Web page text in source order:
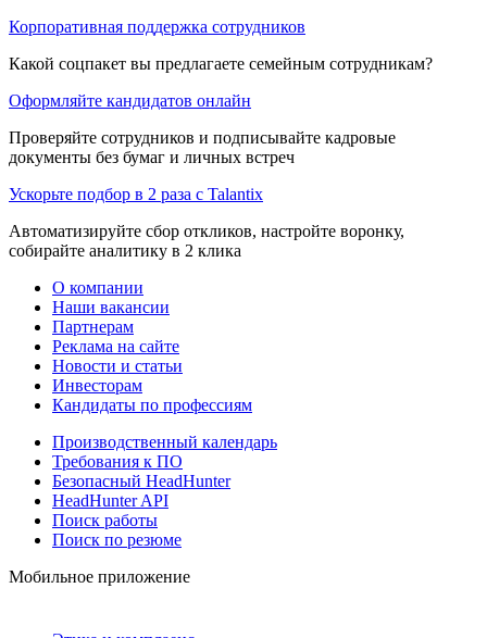
Корпоративная поддержка сотрудников
Какой соцпакет вы предлагаете семейным сотрудникам?
Оформляйте кандидатов онлайн
Проверяйте сотрудников и подписывайте кадровые
документы без бумаг и личных встреч
Ускорьте подбор в 2 раза с Talantix
Автоматизируйте сбор откликов, настройте воронку,
собирайте аналитику в 2 клика
О компании
Наши вакансии
Партнерам
Реклама на сайте
Новости и статьи
Инвесторам
Кандидаты по профессиям
Производственный календарь
Требования к ПО
Безопасный HeadHunter
HeadHunter API
Поиск работы
Поиск по резюме
Мобильное приложение